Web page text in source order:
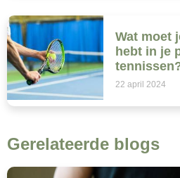
Wat moet
hebt in je
22 april 2024
Gerelateerde blogs